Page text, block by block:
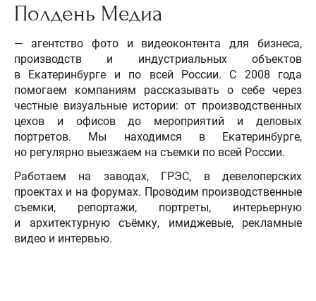
Полдень Медиа
— агентство фото и видеоконтента для бизнеса,
производств и индустриальных объектов
в Екатеринбурге и по всей России. С 2008 года
помогаем компаниям рассказывать о себе через
честные визуальные истории: от производственных
цехов и офисов до мероприятий и деловых
портретов. Мы находимся в Екатеринбурге,
но регулярно выезжаем на съемки по всей России.
Работаем на заводах, ГРЭС, в девелоперских
проектах и на форумах. Проводим производственные
съемки, репортажи, портреты, интерьерную
и архитектурную съёмку, имиджевые, рекламные
видео и интервью.